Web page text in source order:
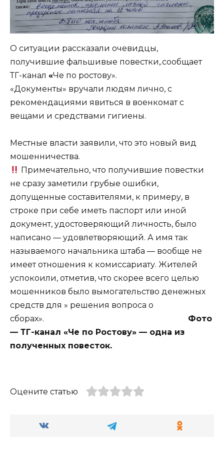
О ситуации рассказали очевидцы,
получившие фальшивые повестки,.сообщает
ТГ-канал «Че по ростову».
«Документы» вручали людям лично, с
рекомендациями явиться в военкомат с
вещами и средствами гигиены.
Местные власти заявили, что это новый вид
мошенничества.
Примечательно, что получившие повестки
не сразу заметили грубые ошибки,
допущенные составителями, к примеру, в
строке при себе иметь паспорт или иной
документ, удостоверяющий личность, было
написано — удовлетворяющий. А имя так
называемого начальника штаба — вообще не
имеет отношения к комиссариату. Жителей
успокоили, отметив, что скорее всего целью
мошенников было вымогательство денежных
средств для » решения вопроса о
сборах». Фото
— ТГ-канал «Че по Ростову» — одна из
полученных повесток.
Оцените статью